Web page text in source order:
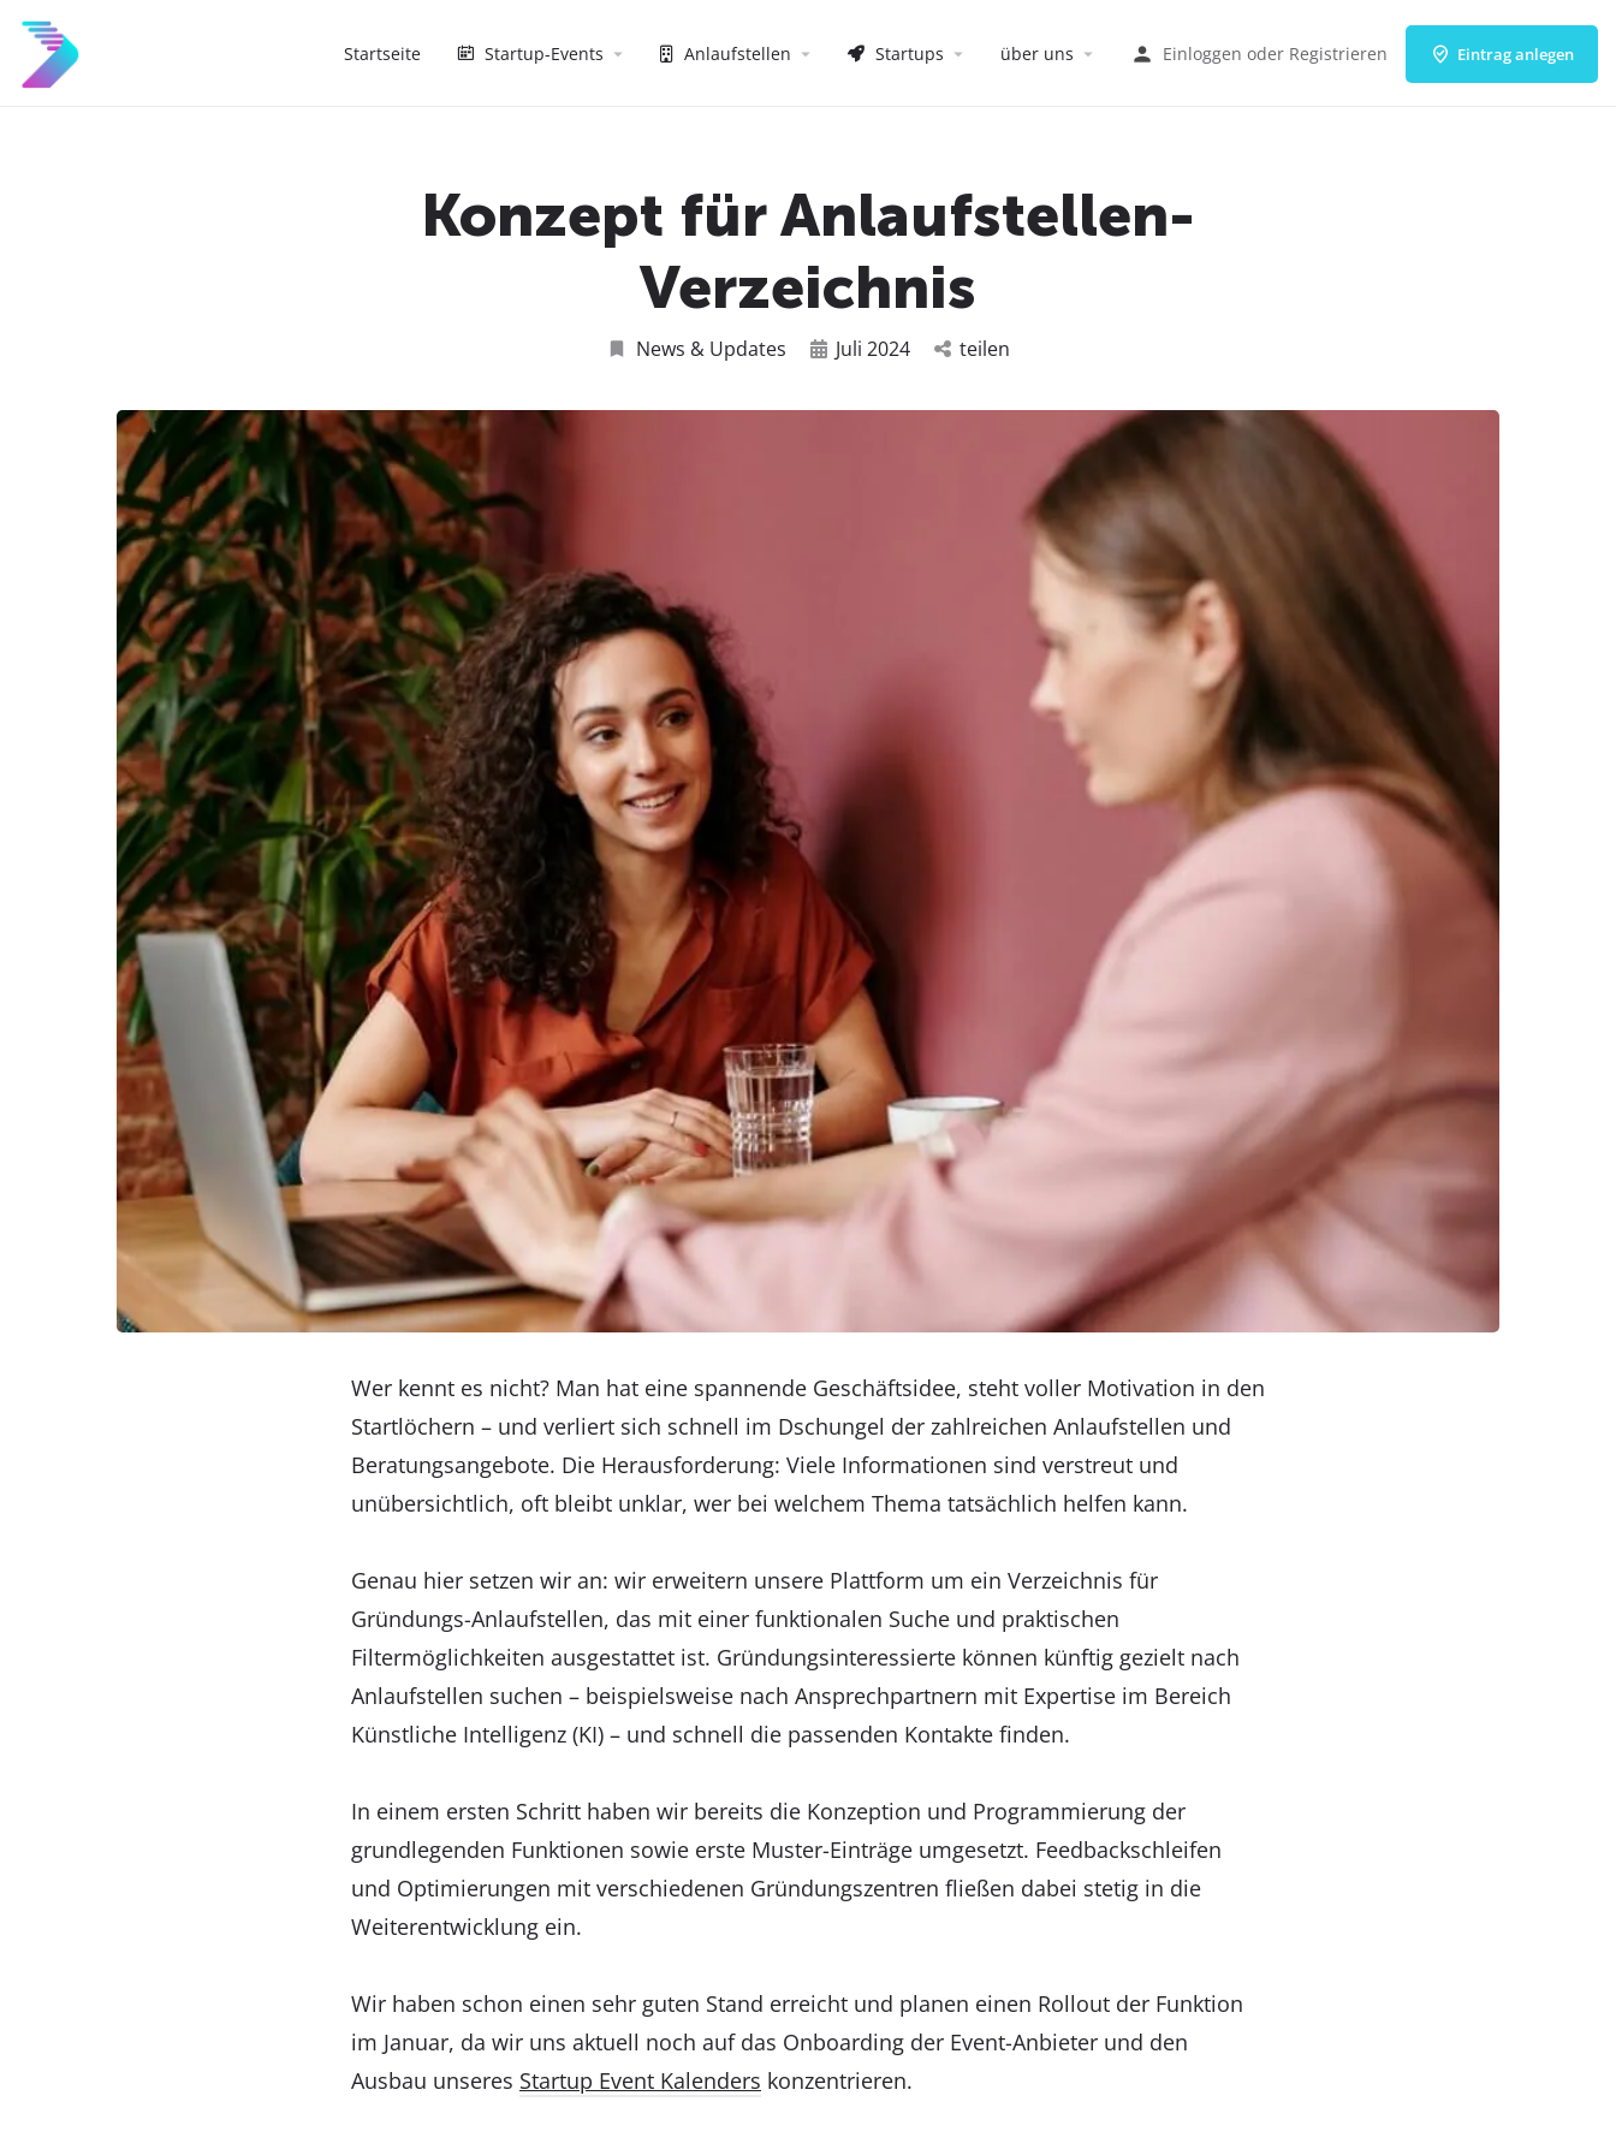
Startseite Startup-Events Anlaufstellen Startups über uns Einloggen oder Registrieren Eintrag anlegen
Konzept für Anlaufstellen-
Verzeichnis
News & Updates Juli 2024 teilen
Wer kennt es nicht? Man hat eine spannende Geschäftsidee, steht voller Motivation in den
Startlöchern – und verliert sich schnell im Dschungel der zahlreichen Anlaufstellen und
Beratungsangebote. Die Herausforderung: Viele Informationen sind verstreut und
unübersichtlich, oft bleibt unklar, wer bei welchem Thema tatsächlich helfen kann.
Genau hier setzen wir an: wir erweitern unsere Plattform um ein Verzeichnis für
Gründungs-Anlaufstellen, das mit einer funktionalen Suche und praktischen
Filtermöglichkeiten ausgestattet ist. Gründungsinteressierte können künftig gezielt nach
Anlaufstellen suchen – beispielsweise nach Ansprechpartnern mit Expertise im Bereich
Künstliche Intelligenz (KI) – und schnell die passenden Kontakte finden.
In einem ersten Schritt haben wir bereits die Konzeption und Programmierung der
grundlegenden Funktionen sowie erste Muster-Einträge umgesetzt. Feedbackschleifen
und Optimierungen mit verschiedenen Gründungszentren fließen dabei stetig in die
Weiterentwicklung ein.
Wir haben schon einen sehr guten Stand erreicht und planen einen Rollout der Funktion
im Januar, da wir uns aktuell noch auf das Onboarding der Event-Anbieter und den
Ausbau unseres Startup Event Kalenders konzentrieren.